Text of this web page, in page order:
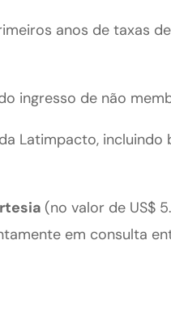
anos de taxas
ingresso de não
Latimpacto, incluindo
(no valor de US$
em consulta